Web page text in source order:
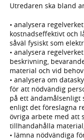
Utredaren ska bland
• analysera
kostnadseffektivt och
såväl fysiskt som
• analysera
beskrivning,
material och vid
• analysera om
för att nödvändig
på ett
enligt det föreslagna
övriga arbete med att
tillhandahålla
• lämna nödvändiga